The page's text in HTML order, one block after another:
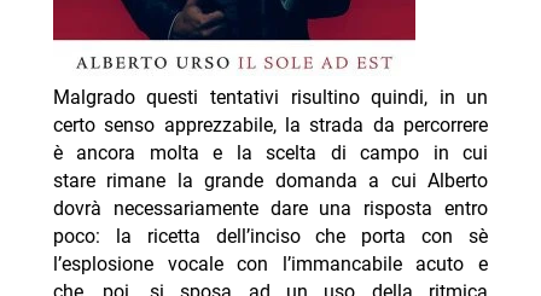
Malgrado questi tentativi risultino quindi, in un
certo senso apprezzabile, la strada da percorrere
è ancora molta e la scelta di campo in cui
stare rimane la grande domanda a cui Alberto
dovrà necessariamente dare una risposta entro
poco: la ricetta dell’inciso che porta con sè
l’esplosione vocale con l’immancabile acuto e